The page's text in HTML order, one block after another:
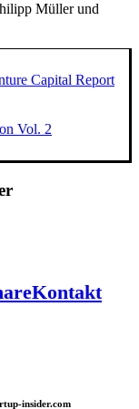
Müller und
Capital Report
Vol. 2
Kontakt
insider.com